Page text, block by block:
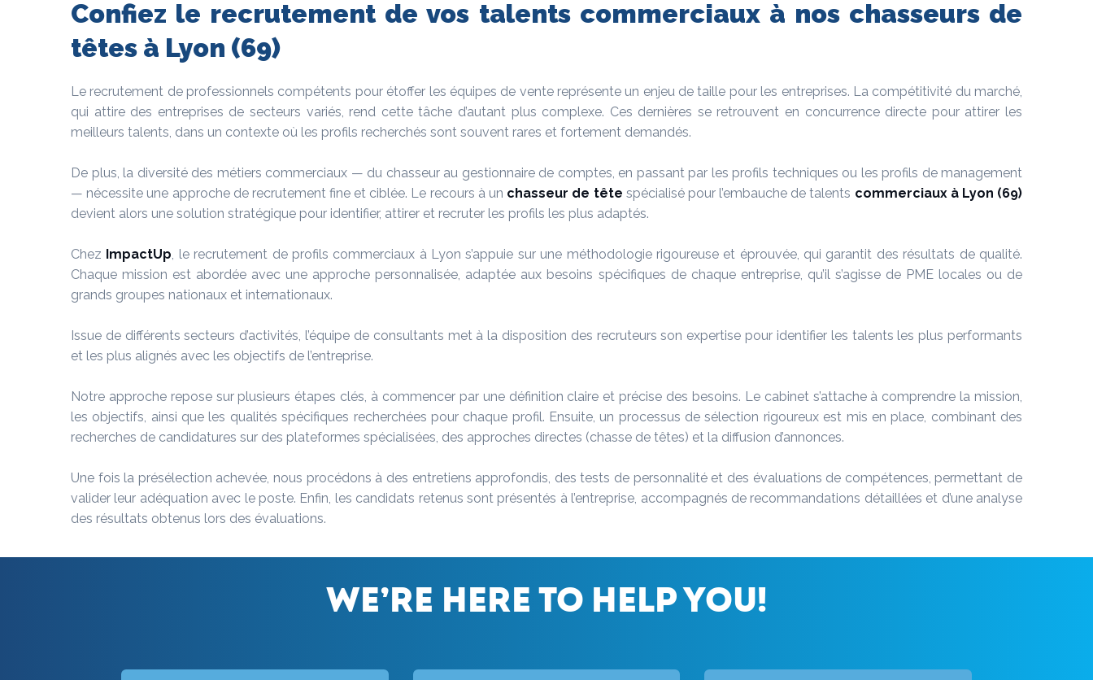
Confiez le recrutement de vos talents commerciaux à nos chasseurs de
têtes à Lyon (69)
Le recrutement de professionnels compétents pour étoffer les équipes de vente représente un enjeu de taille pour les entreprises. La compétitivité du marché,
qui attire des entreprises de secteurs variés, rend cette tâche d’autant plus complexe. Ces dernières se retrouvent en concurrence directe pour attirer les
meilleurs talents, dans un contexte où les profils recherchés sont souvent rares et fortement demandés.
De plus, la diversité des métiers commerciaux — du chasseur au gestionnaire de comptes, en passant par les profils techniques ou les profils de management
— nécessite une approche de recrutement fine et ciblée. Le recours à un chasseur de tête spécialisé pour l’embauche de talents commerciaux à Lyon (69)
devient alors une solution stratégique pour identifier, attirer et recruter les profils les plus adaptés.
Chez ImpactUp, le recrutement de profils commerciaux à Lyon s’appuie sur une méthodologie rigoureuse et éprouvée, qui garantit des résultats de qualité.
Chaque mission est abordée avec une approche personnalisée, adaptée aux besoins spécifiques de chaque entreprise, qu’il s’agisse de PME locales ou de
grands groupes nationaux et internationaux.
Issue de différents secteurs d’activités, l’équipe de consultants met à la disposition des recruteurs son expertise pour identifier les talents les plus performants
et les plus alignés avec les objectifs de l’entreprise.
Notre approche repose sur plusieurs étapes clés, à commencer par une définition claire et précise des besoins. Le cabinet s’attache à comprendre la mission,
les objectifs, ainsi que les qualités spécifiques recherchées pour chaque profil. Ensuite, un processus de sélection rigoureux est mis en place, combinant des
recherches de candidatures sur des plateformes spécialisées, des approches directes (chasse de têtes) et la diffusion d’annonces.
Une fois la présélection achevée, nous procédons à des entretiens approfondis, des tests de personnalité et des évaluations de compétences, permettant de
valider leur adéquation avec le poste. Enfin, les candidats retenus sont présentés à l’entreprise, accompagnés de recommandations détaillées et d’une analyse
des résultats obtenus lors des évaluations.
We’re here to help you!